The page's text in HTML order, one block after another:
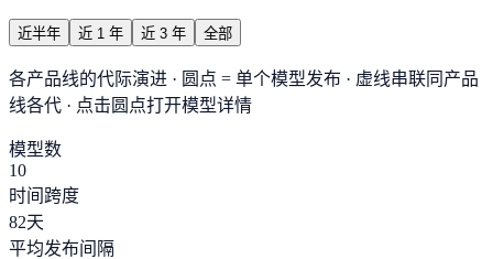
近半年 近 1 年 近 3 年 全部
各产品线的代际演进 · 圆点 = 单个模型发布 · 虚线串联同产品
线各代 · 点击圆点打开模型详情
模型数
10
时间跨度
82天
平均发布间隔